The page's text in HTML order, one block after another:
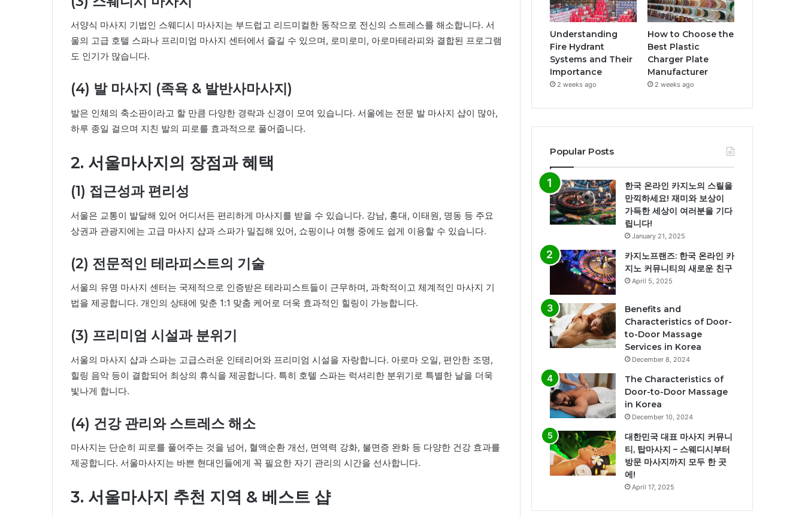
서양식 마사지 기법인 스웨디시 마사지는 부드럽고 리드미컬한 동작으로 전신의 스트레스를 해소합니다. 서
울의 고급 호텔 스파나 프리미엄 마사지 센터에서 즐길 수 있으며, 로미로미, 아로마테라피와 결합된 프로그램
도 인기가 많습니다.
(4) 발 마사지 (족욕 & 발반사마사지)
발은 인체의 축소판이라고 할 만큼 다양한 경락과 신경이 모여 있습니다. 서울에는 전문 발 마사지 샵이 많아,
하루 종일 걸으며 지친 발의 피로를 효과적으로 풀어줍니다.
2. 서울마사지의 장점과 혜택
(1) 접근성과 편리성
서울은 교통이 발달해 있어 어디서든 편리하게 마사지를 받을 수 있습니다. 강남, 홍대, 이태원, 명동 등 주요
상권과 관광지에는 고급 마사지 샵과 스파가 밀집해 있어, 쇼핑이나 여행 중에도 쉽게 이용할 수 있습니다.
(2) 전문적인 테라피스트의 기술
서울의 유명 마사지 센터는 국제적으로 인증받은 테라피스트들이 근무하며, 과학적이고 체계적인 마사지 기
법을 제공합니다. 개인의 상태에 맞춘 1:1 맞춤 케어로 더욱 효과적인 힐링이 가능합니다.
(3) 프리미엄 시설과 분위기
서울의 마사지 샵과 스파는 고급스러운 인테리어와 프리미엄 시설을 자랑합니다. 아로마 오일, 편안한 조명,
힐링 음악 등이 결합되어 최상의 휴식을 제공합니다. 특히 호텔 스파는 럭셔리한 분위기로 특별한 날을 더욱
빛나게 합니다.
(4) 건강 관리와 스트레스 해소
마사지는 단순히 피로를 풀어주는 것을 넘어, 혈액순환 개선, 면역력 강화, 불면증 완화 등 다양한 건강 효과를
제공합니다. 서울마사지는 바쁜 현대인들에게 꼭 필요한 자기 관리의 시간을 선사합니다.
3. 서울마사지 추천 지역 & 베스트 샵
Understanding
Fire Hydrant
Systems and Their
Importance
2 weeks ago
How to Choose the
Best Plastic
Charger Plate
Manufacturer
2 weeks ago
Popular Posts
한국 온라인 카지노의 스릴을
만끽하세요! 재미와 보상이
가득한 세상이 여러분을 기다
립니다!
January 21, 2025
카지노프랜즈: 한국 온라인 카
지노 커뮤니티의 새로운 친구
April 5, 2025
Benefits and
Characteristics of Door-
to-Door Massage
Services in Korea
December 8, 2024
The Characteristics of
Door-to-Door Massage
in Korea
December 10, 2024
대한민국 대표 마사지 커뮤니
티, 탑마사지 – 스웨디시부터
방문 마사지까지 모두 한 곳
에!
April 17, 2025